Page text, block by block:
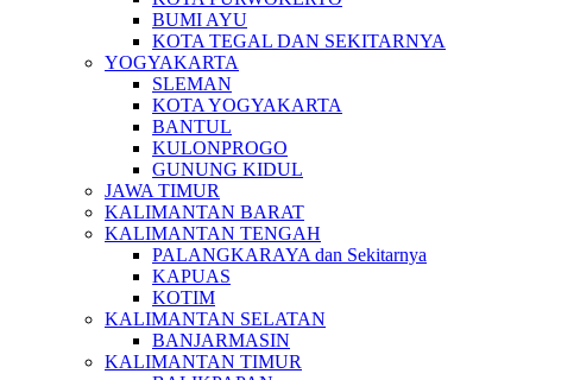
BUMI AYU
KOTA TEGAL DAN SEKITARNYA
YOGYAKARTA
SLEMAN
KOTA YOGYAKARTA
BANTUL
KULONPROGO
GUNUNG KIDUL
JAWA TIMUR
KALIMANTAN BARAT
KALIMANTAN TENGAH
PALANGKARAYA dan Sekitarnya
KAPUAS
KOTIM
KALIMANTAN SELATAN
BANJARMASIN
KALIMANTAN TIMUR